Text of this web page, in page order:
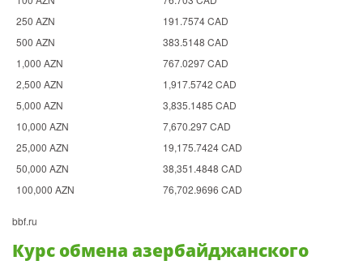
250 AZN
191.7574 CAD
500 AZN
383.5148 CAD
1,000 AZN
767.0297 CAD
2,500 AZN
1,917.5742 CAD
5,000 AZN
3,835.1485 CAD
10,000 AZN
7,670.297 CAD
25,000 AZN
19,175.7424 CAD
50,000 AZN
38,351.4848 CAD
100,000 AZN
76,702.9696 CAD
bbf.ru
Курс обмена азербайджанского